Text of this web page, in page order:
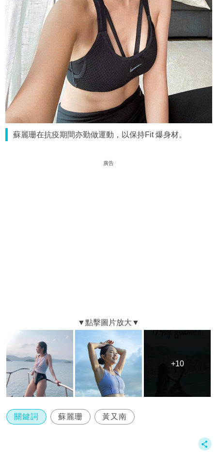
蘇麗珊在抗疫期間亦勤做運動，以保持Fit 爆身材。
廣告
+10
+10
關鍵詞 蘇麗珊 黃又南